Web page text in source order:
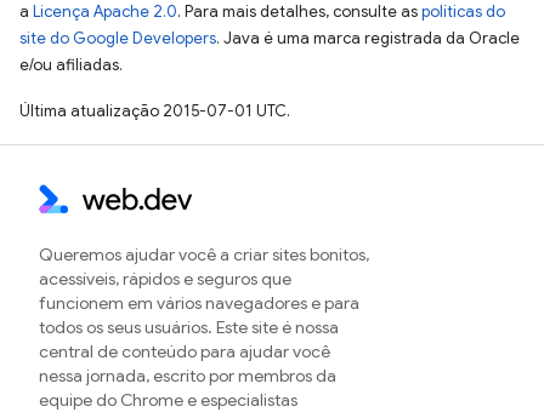
a Licença Apache 2.0. Para mais detalhes, consulte aspolíticas do
site do Google Developers. Java é uma marca registrada da Oracle
e/ou afiliadas.
Última atualização 2015-07-01 UTC.
Queremos ajudar você a criar sites bonitos,
acessíveis, rápidos e seguros que
funcionem em vários navegadores e para
todos os seus usuários. Este site é nossa
central de conteúdo para ajudar você
nessa jornada, escrito por membros da
equipe do Chrome e especialistas